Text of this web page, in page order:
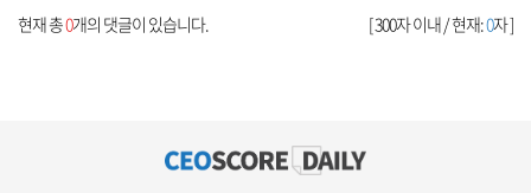
[ 300자 이내 / 현재:0자 ]
현재 총0개의 댓글이 있습니다.